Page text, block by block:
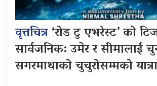
वृत्तचित्र‘रोड टु एभरेस्ट’ को
सार्वजनिक: उमेर र सीमालाई
सगरमाथाको चुचुरोसम्मको यात्रा